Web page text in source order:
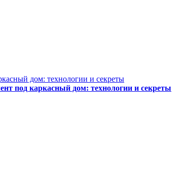
под каркасный дом: технологии и секреты